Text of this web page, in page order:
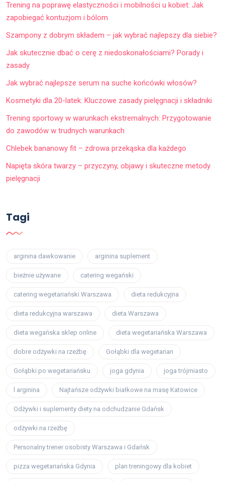
Trening na poprawę elastyczności i mobilności u kobiet: Jak
zapobiegać kontuzjom i bólom
Szampony z dobrym składem – jak wybrać najlepszy dla siebie?
Jak skutecznie dbać o cerę z niedoskonałościami? Porady i
zasady
Jak wybrać najlepsze serum na suche końcówki włosów?
Kosmetyki dla 20-latek: Kluczowe zasady pielęgnacji i składniki
Trening sportowy w warunkach ekstremalnych: Przygotowanie
do zawodów w trudnych warunkach
Chlebek bananowy fit – zdrowa przekąska dla każdego
Napięta skóra twarzy – przyczyny, objawy i skuteczne metody
pielęgnacji
Tagi
arginina dawkowanie arginina suplement
bieżnie używane catering wegański
catering wegetariański Warszawa dieta redukcyjna
dieta redukcyjna warszawa dieta Warszawa
dieta wegańska sklep online dieta wegetariańska Warszawa
dobre odżywki na rzeźbę Gołąbki dla wegetarian
Gołąbki po wegetariańsku joga gdynia joga trójmiasto
l arginina Najtańsze odżywki białkowe na masę Katowice
Odżywki i suplementy diety na odchudzanie Gdańsk
odżywki na rzeźbę
Personalny trener osobisty Warszawa i Gdańsk
pizza wegetariańska Gdynia plan treningowy dla kobiet